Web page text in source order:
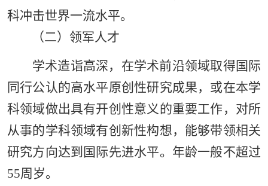
科冲击世界一流水平。
（二）领军人才
学术造诣高深，在学术前沿领域取得国际
同行公认的高水平原创性研究成果，或在本学
科领域做出具有开创性意义的重要工作，对所
从事的学科领域有创新性构想，能够带领相关
研究方向达到国际先进水平。年龄一般不超过
55周岁。